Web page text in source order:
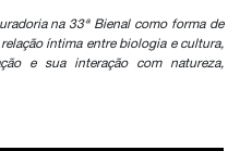
na 33ª Bienal como forma de
íntima entre biologia e cultura,
e sua interação com natureza,